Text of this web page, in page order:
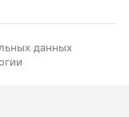
данных